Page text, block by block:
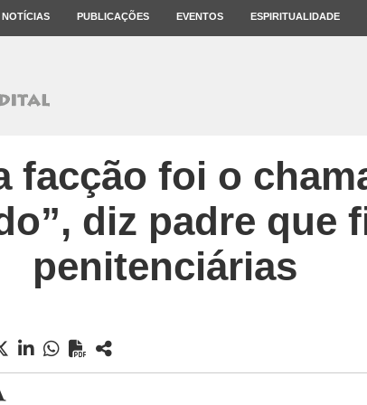
NOTÍCIAS PUBLICAÇÕES EVENTOS ESPIRITUALIDADE
facção foi o
diz padre que
penitenciárias